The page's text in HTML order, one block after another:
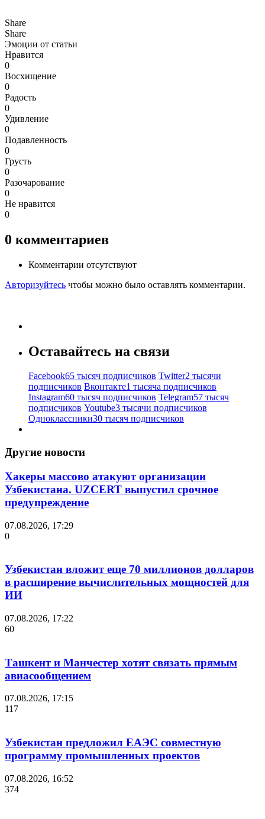
Share
Share
Эмоции от статьи
Нравится
0
Восхищение
0
Радость
0
Удивление
0
Подавленность
0
Грусть
0
Разочарование
0
Не нравится
0
0 комментариев
Комментарии отсутствуют
Авторизуйтесь чтобы можно было оставлять комментарии.
Оставайтесь на связи
Facebook65 тысяч подписчиков Twitter2 тысячи
подписчиков Вконтакте1 тысяча подписчиков
Instagram60 тысяч подписчиков Telegram57 тысяч
подписчиков Youtube3 тысячи подписчиков
Одноклассники30 тысяч подписчиков
Другие новости
Хакеры массово атакуют организации
Узбекистана. UZCERT выпустил срочное
предупреждение
07.08.2026, 17:29
0
Узбекистан вложит еще 70 миллионов долларов
в расширение вычислительных мощностей для
ИИ
07.08.2026, 17:22
60
Ташкент и Манчестер хотят связать прямым
авиасообщением
07.08.2026, 17:15
117
Узбекистан предложил ЕАЭС совместную
программу промышленных проектов
07.08.2026, 16:52
374